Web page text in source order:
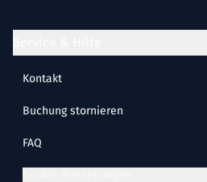
Kontakt
Buchung stornieren
FAQ